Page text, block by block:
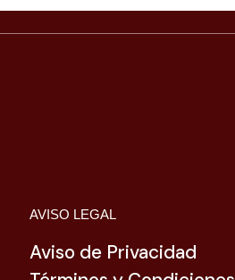
AVISO LEGAL
Aviso de Privacidad